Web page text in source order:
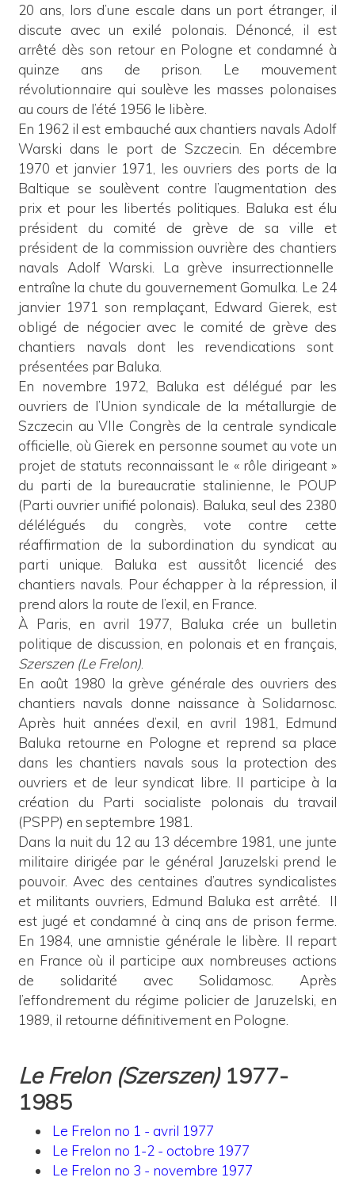
20 ans, lors d’une escale dans un port étranger, il
discute avec un exilé polonais. Dénoncé, il est
arrêté dès son retour en Pologne et condamné à
quinze ans de prison. Le mouvement
révolutionnaire qui soulève les masses polonaises
au cours de l’été 1956 le libère.
En 1962 il est embauché aux chantiers navals Adolf
Warski dans le port de Szczecin. En décembre
1970 et janvier 1971, les ouvriers des ports de la
Baltique se soulèvent contre l’augmentation des
prix et pour les libertés politiques. Baluka est élu
président du comité de grève de sa ville et
président de la commission ouvrière des chantiers
navals Adolf Warski. La grève insurrectionnelle
entraîne la chute du gouvernement Gomulka. Le 24
janvier 1971 son remplaçant, Edward Gierek, est
obligé de négocier avec le comité de grève des
chantiers navals dont les revendications sont
présentées par Baluka.
En novembre 1972, Baluka est délégué par les
ouvriers de l’Union syndicale de la métallurgie de
Szczecin au VIIe Congrès de la centrale syndicale
officielle, où Gierek en personne soumet au vote un
projet de statuts reconnaissant le « rôle dirigeant »
du parti de la bureaucratie stalinienne, le POUP
(Parti ouvrier unifié polonais). Baluka, seul des 2380
délélégués du congrès, vote contre cette
réaffirmation de la subordination du syndicat au
parti unique. Baluka est aussitôt licencié des
chantiers navals. Pour échapper à la répression, il
prend alors la route de l’exil, en France.
À Paris, en avril 1977, Baluka crée un bulletin
politique de discussion, en polonais et en français,
Szerszen (Le Frelon).
En août 1980 la grève générale des ouvriers des
chantiers navals donne naissance à Solidarnosc.
Après huit années d’exil, en avril 1981, Edmund
Baluka retourne en Pologne et reprend sa place
dans les chantiers navals sous la protection des
ouvriers et de leur syndicat libre. Il participe à la
création du Parti socialiste polonais du travail
(PSPP) en septembre 1981.
Dans la nuit du 12 au 13 décembre 1981, une junte
militaire dirigée par le général Jaruzelski prend le
pouvoir. Avec des centaines d’autres syndicalistes
et militants ouvriers, Edmund Baluka est arrêté. Il
est jugé et condamné à cinq ans de prison ferme.
En 1984, une amnistie générale le libère. Il repart
en France où il participe aux nombreuses actions
de solidarité avec Solidamosc. Après
l’effondrement du régime policier de Jaruzelski, en
1989, il retourne définitivement en Pologne.
Le Frelon (Szerszen) 1977-
1985
Le Frelon no 1 - avril 1977
Le Frelon no 1-2 - octobre 1977
Le Frelon no 3 - novembre 1977